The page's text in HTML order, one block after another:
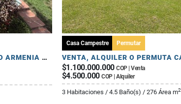
VENTA CHALET SECTOR MURILLO ARMENIA QUINDIO
Casa Campestre Permutar
$1.100.000.000COP | Venta
$4.500.000COP | Alquiler
3 Habitaciones / 4.5 Baño(s) / 276 Área m2